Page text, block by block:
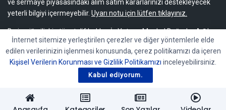
ve sermaye piyasasındaki alım satım kararlarınızı destekleyecek
yeterli bilgiyi içermeyebilir. Uyarı notu için lütfen tıklayınız.
Bu içeriğe ilişkin tüm telif hakları İş Yatırım Menkul Değerler A.Ş.’ye
aittir. Bu içerik, açık iznimiz olmaksızın başkaları tarafından
herhangi bir amaçla, kısmen veya tamamen çoğaltılamaz,
dağıtılamaz, yayımlanamaz veya değiştirilemez.
İnternet sitemize yerleştirilen çerezler ve diğer yöntemlerle elde
edilen verilerinizin işlenmesi konusunda, çerez politikamızı da içeren
Kişisel Verilerin Korunması ve Gizlilik Politikamızı inceleyebilirsiniz.
Kabul ediyorum.